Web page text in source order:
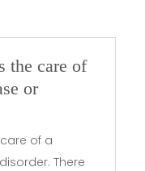
the care of
or
of a
There